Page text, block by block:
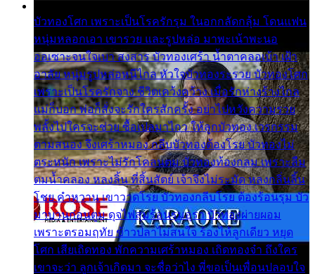
บัวทองโศก เพราะเป็นโรครักรุม ในอกกลัดกลุ้ม โดนแฟน
หนุ่มหลอกเอา เขารวย และรูปหล่อ มาพะเน้าพะนอ
ออเซาะจนใจเบา สงสาร บัวทองเศร้า น้ำตาคลอเบ้า เฝ้า
อาลัย หนุ่มรูปหล่อหนีไกล หัวใจบัวทองระรวย บัวทองโศก
เพราะเป็นโรครักจาง ชีวิตเคว้งคว้าง เมื่อรักห่างร้างไกล
แม่ก็บอก พ่อก็สั่งจะรักใครสักครั้ง อย่าไปหวังความรวย
พลั้งไปใครจะช่วย ซื้อเปลมาไกว ให้ลูกบัวทอง เวรกรรม
ตามสนอง จึงเศร้าหมอง กลีบบัวทองต้องโรย บัวทองไม่
ตระหนัก เพราะไม่รักโคลนตม บัวทองท้องกลม เพราะลืม
ตมน้ำคลอง หลงลิ้น ที่สิ้นสัตย์ เจ้าจึงไม่ระมัด หลงกลิ่นลิ้น
โชย คำหวาน เขาวาดโรย บัวทองกลีบโรย ต้องร้อนรุม บัว
มาบานก่อนตูม ดุจไฟสุมร้อนรุมอุรา บัวทองผ่ายผอม
เพราะตรอมฤทัย ข้าวปลาไม่สนใจ ร้องไห้ลูกเดียว หยุด
โศก เสียเถิดทอง พักความเศร้าหมอง เถิดทองจ๋า ถึงใคร
เขาจะว่า ลูกเจ้าเกิดมา จะชื่อว่าไง พี่ขอเป็นเพื่อนปลอบใจ